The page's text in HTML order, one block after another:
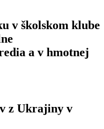
v školskom klube
a v hmotnej
z Ukrajiny v